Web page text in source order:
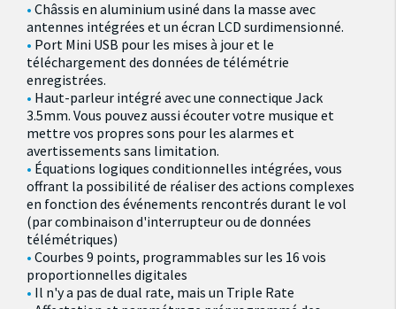
Châssis en aluminium usiné dans la masse avec
antennes intégrées et un écran LCD surdimensionné.
Port Mini USB pour les mises à jour et le
téléchargement des données de télémétrie
enregistrées.
Haut-parleur intégré avec une connectique Jack
3.5mm. Vous pouvez aussi écouter votre musique et
mettre vos propres sons pour les alarmes et
avertissements sans limitation.
Équations logiques conditionnelles intégrées, vous
offrant la possibilité de réaliser des actions complexes
en fonction des événements rencontrés durant le vol
(par combinaison d'interrupteur ou de données
télémétriques)
Courbes 9 points, programmables sur les 16 vois
proportionnelles digitales
Il n'y a pas de dual rate, mais un Triple Rate